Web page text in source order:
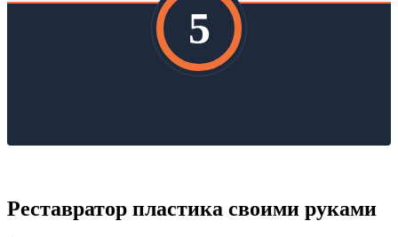
5
Реставратор пластика своими руками